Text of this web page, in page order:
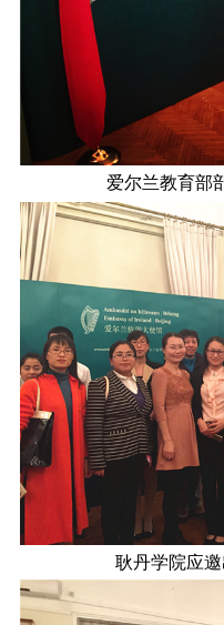
爱尔兰教育部
耿丹学院应